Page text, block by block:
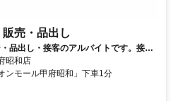
売・品出し
品出し・接客のアルバイトです。接客
昭和店
ンモール甲府昭和」下車1分